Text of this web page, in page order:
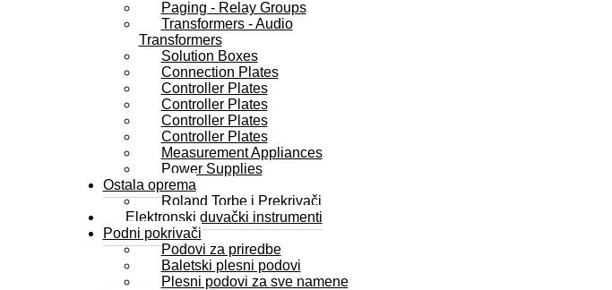
Paging - Relay Groups
Transformers - Audio
Transformers
Solution Boxes
Connection Plates
Controller Plates
Controller Plates
Controller Plates
Controller Plates
Measurement Appliances
Power Supplies
Ostala oprema
Roland Torbe i Prekrivači
Elektronski duvački instrumenti
Podni pokrivači
Podovi za priredbe
Baletski plesni podovi
Plesni podovi za sve namene